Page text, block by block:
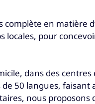
en matière
locales, pour
dans des
50 langues,
nous